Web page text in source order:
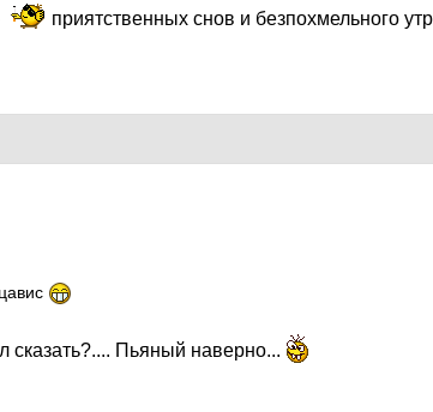
приятственных снов и безпохмельного
сказать?.... Пьяный наверно...